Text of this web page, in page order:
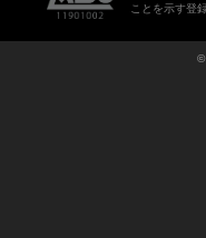
ことを示す登
©